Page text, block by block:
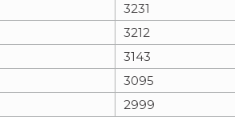
3231
3212
3143
3095
2999